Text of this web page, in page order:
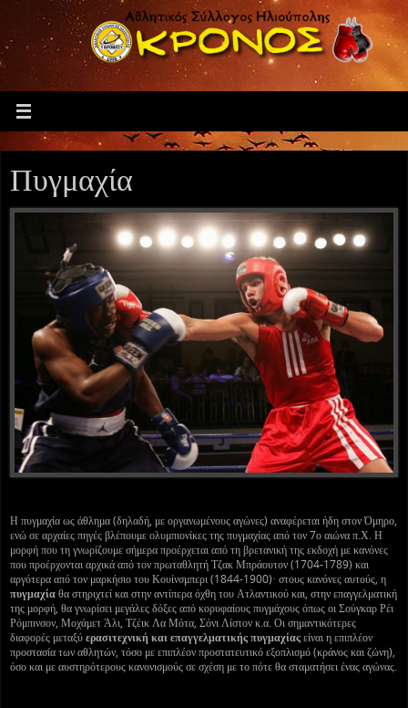
Πυγμαχία
Η πυγμαχία ως άθλημα (δηλαδή, με οργανωμένους αγώνες) αναφέρεται ήδη στον Όμηρο,
ενώ σε αρχαίες πηγές βλέπουμε ολυμπιονίκες της πυγμαχίας από τον 7ο αιώνα π.Χ. Η
μορφή που τη γνωρίζουμε σήμερα προέρχεται από τη βρετανική της εκδοχή με κανόνες
που προέρχονται αρχικά από τον πρωταθλητή Τζακ Μπράουτον (1704-1789) και
αργότερα από τον μαρκήσιο του Κουίνσμπερι (1844-1900)· στους κανόνες αυτούς, η
πυγμαχίαθα στηριχτεί και στην αντίπερα όχθη του Ατλαντικού και, στην επαγγελματική
της μορφή, θα γνωρίσει μεγάλες δόξες από κορυφαίους πυγμάχους όπως οι Σούγκαρ Ρέι
Ρόμπινσον, Μοχάμετ Άλι, Τζέικ Λα Μότα, Σόνι Λίστον κ.α. Οι σημαντικότερες
διαφορές μεταξύερασιτεχνική και επαγγελματικής πυγμαχίαςείναι η επιπλέον
προστασία των αθλητών, τόσο με επιπλέον προστατευτικό εξοπλισμό (κράνος και ζώνη),
όσο και με αυστηρότερους κανονισμούς σε σχέση με το πότε θα σταματήσει ένας αγώνας.